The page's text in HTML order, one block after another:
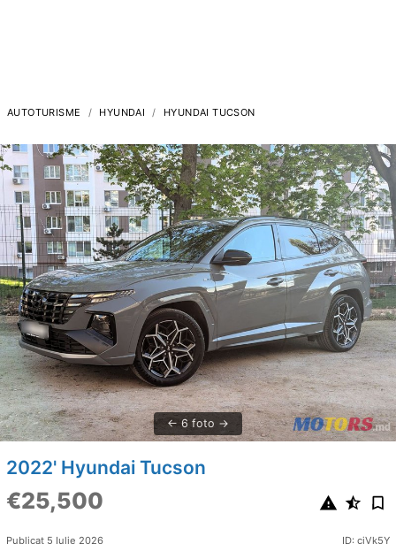
AUTOTURISME HYUNDAI HYUNDAI TUCSON
6 foto
2022' Hyundai Tucson
€25,500
Publicat 5 Iulie 2026 ID: cjVk5Y